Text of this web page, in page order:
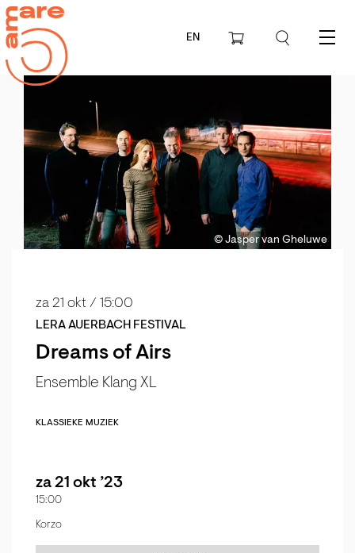
EN Menu
© Jasper van Gheluwe
Dreams of Airs
Ensemble Klang XL
LERA AUERBACH FESTIVAL
za 21 okt / 15:00
KLASSIEKE MUZIEK
za 21 okt ’23
15:00
Korzo